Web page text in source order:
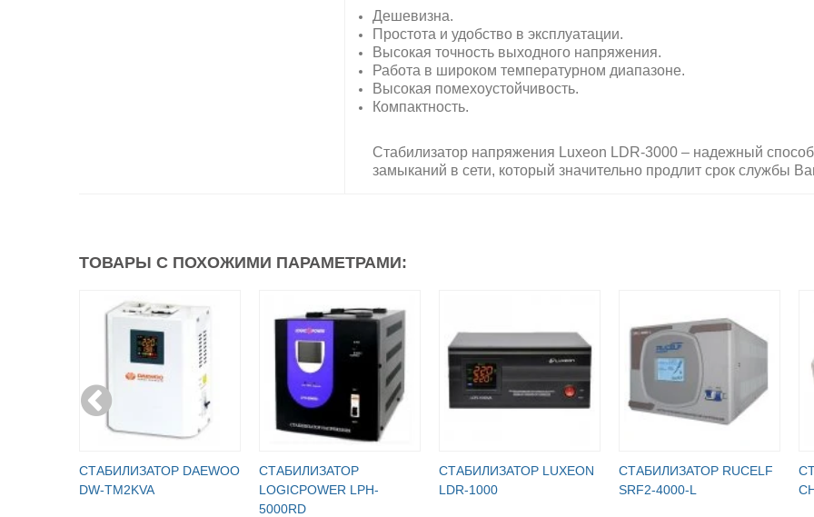
Дешевизна.
Простота и удобство в эксплуатации.
Высокая точность выходного напряжения.
Работа в широком температурном диапазоне.
Высокая помехоустойчивость.
Компактность.
Стабилизатор напряжения Luxeon LDR-3000 – надежный
замыканий в сети, который значительно продлит срок службы
ТОВАРЫ С ПОХОЖИМИ ПАРАМЕТРАМИ:
СТАБИЛИЗАТОР DAEWOO
DW-TM2KVA
СТАБИЛИЗАТОР
LOGICPOWER LPH-
5000RD
СТАБИЛИЗАТОР LUXEON
LDR-1000
СТАБИЛИЗАТОР RUCELF
SRF2-4000-L